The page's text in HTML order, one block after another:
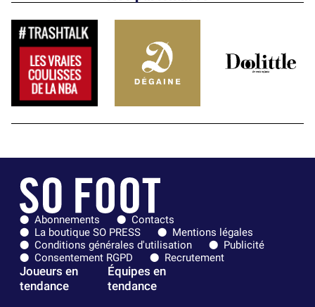
Abonnements
Contacts
La boutique SO PRESS
Mentions légales
Conditions générales d'utilisation
Publicité
Consentement RGPD
Recrutement
Joueurs en
tendance
Équipes en
tendance